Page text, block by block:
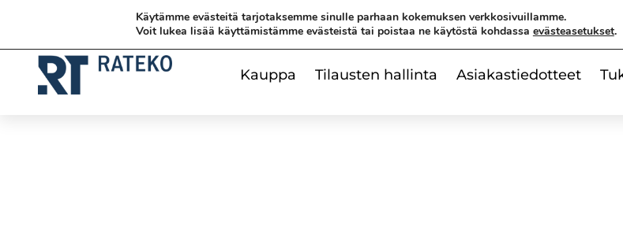
Ota yhteyttä
Kauppa Tilausten hallinta Asiakastiedotteet
Käytämme evästeitä tarjotaksemme sinulle parhaan kokemuksen verkkosivuillamme.
Voit lukea lisää käyttämistämme evästeistä tai poistaa ne käytöstä kohdassa evästeasetukset.